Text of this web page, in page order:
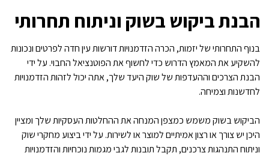
הבנת ביקוש בשוק וניתוח תחרותי
בנוף התחרותי של יזמות, הכרה הזדמנויות דורשות עין חדה לפרטים ונכונות
להשקיע את המאמץ הדרוש כדי לחשוף את הפוטנציאל החבוי. על ידי
הבנת הצרכים וההעדפות של שוק היעד שלך, אתה יכול לזהות הזדמנויות
לחדשנות וצמיחה.
הביקוש בשוק משמש כמצפן המנחה את ההחלטות העסקיות שלך ומציין
היכן יש צורך או רצון אמיתיים למוצר או לשירות. על ידי ביצוע מחקרי שוק
וניתוח התנהגות צרכנים, תקבל תובנות לגבי מגמות נוכחיות והזדמנויות